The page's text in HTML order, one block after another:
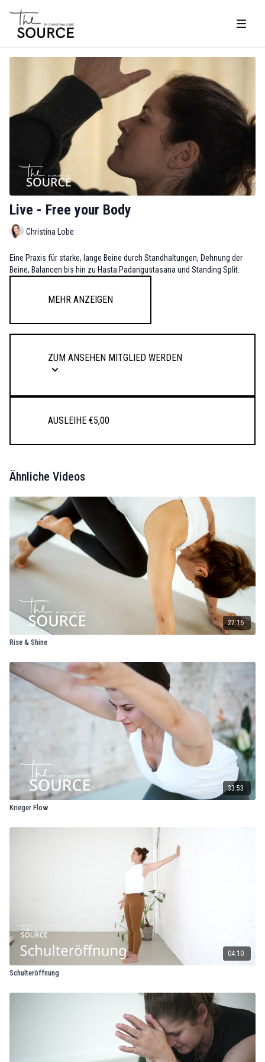
Live - Free your Body
Christina Lobe
Eine Praxis für starke, lange Beine durch Standhaltungen, Dehnung der
Beine, Balancen bis hin zu Hasta Padangustasana und Standing Split.
Mehr anzeigen
Zum Ansehen Mitglied werden
Ausleihe €5,00
Ähnliche Videos
27:16
Rise & Shine
33:53
Krieger Flow
04:10
Schulteröffnung